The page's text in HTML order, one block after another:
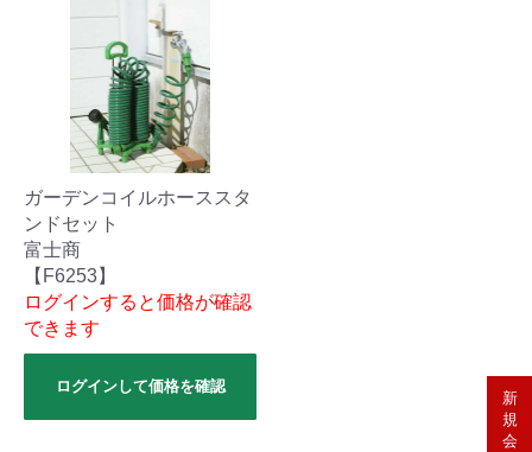
ガーデンコイルホーススタ
ンドセット
富士商
【F6253】
ログインすると価格が確認
できます
ログインして価格を確認
新
規
会